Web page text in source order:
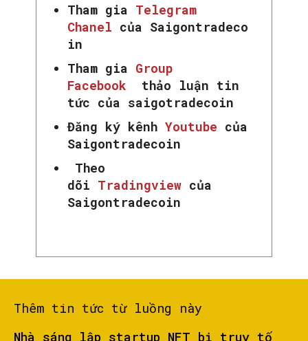
Tham gia Telegram
Chanel của Saigontradeco
in
Tham gia Group
Facebook
thảo luận tin
tức của saigotradecoin
Đăng ký kênh Youtube của
Saigontradecoin
Theo
dõi Tradingview của
Saigontradecoin
Thêm tin tức từ luồng này
Nhà sáng lập startup NFT bị truy tố